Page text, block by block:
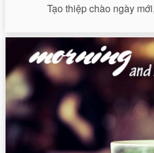
Tạo thiệp chào ngày